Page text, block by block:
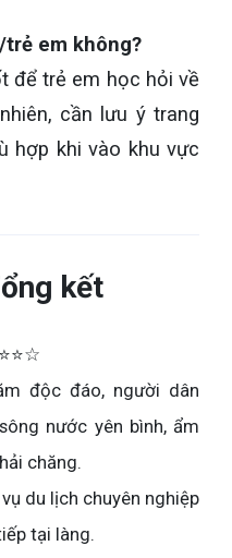
em không?
để trẻ em học hỏi về
cần lưu ý trang
hợp khi vào khu vực
kết
độc đáo, người dân
nước yên bình, ẩm
chăng.
du lịch chuyên nghiệp
tại làng.